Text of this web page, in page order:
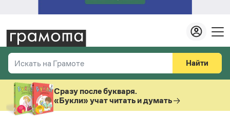
Искать на Грамоте
Справочная служба
Найти
Везде